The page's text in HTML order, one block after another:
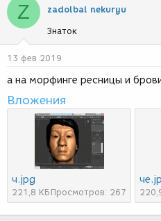
р
т
е
м
ы
с
д
и
Z zadolbal nekuryu
Знаток
13 фев 2019
а на морфинге ресницы и
Вложения
ч.jpg
221,8 КБ Просмотров: 267